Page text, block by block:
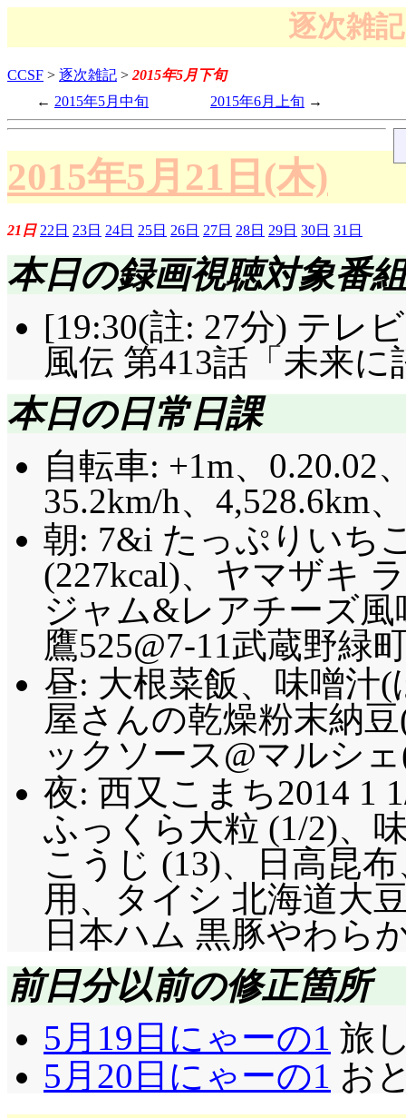
逐次雑
CCSF > 逐次雑記 >2015年5月下旬
2015年5月中旬
2015年6月上旬
2015年5月21日(木)
21日 22日 23日 24日 25日 26日 27日 28日 29日 30日 31日
本日の録画視聴対象番組
[19:30(註: 27分) テレ
風伝 第413話「未来
本日の日常日課
自転車: +1m、0.20.02
35.2km/h、4,528.6km
朝: 7&i たっぷりいち
(227kcal)、ヤマザキ
ジャム&レアチーズ風
鷹525@7-11武蔵野緑
昼: 大根菜飯、味噌汁
屋さんの乾燥粉末納
ックソース@マルシ
夜: 西又こまち2014 1
ふっくら大粒 (1/2)、
こうじ (13)、日高昆
用、タイシ 北海道大
日本ハム 黒豚やわら
前日分以前の修正箇所
5月19日にゃーの1 旅
5月20日にゃーの1 お